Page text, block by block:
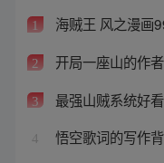
1 海贼王 风之漫画
2 开局一座山的作者
3 最强山贼系统好
4 悟空歌词的写作